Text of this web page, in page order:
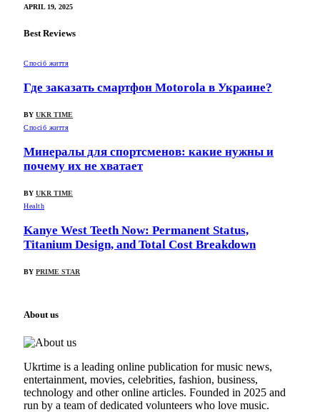
APRIL 19, 2025
Best Reviews
Спосіб життя
Где заказать смартфон Motorola в Украине?
BY UKR TIME
Спосіб життя
Минералы для спортсменов: какие нужны и
почему их не хватает
BY UKR TIME
Health
Kanye West Teeth Now: Permanent Status,
Titanium Design, and Total Cost Breakdown
BY PRIME STAR
About us
Ukrtime is a leading online publication for music news,
entertainment, movies, celebrities, fashion, business,
technology and other online articles. Founded in 2025 and
run by a team of dedicated volunteers who love music.